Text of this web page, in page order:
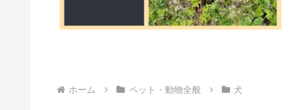
ホーム ペット・動物全般 犬